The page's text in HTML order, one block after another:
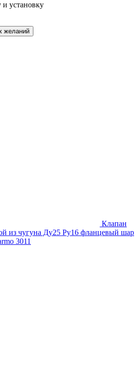
и установку
желаний
Клапан
из чугуна Ду25 Ру16 фланцевый шар
3011